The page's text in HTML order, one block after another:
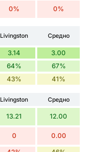
0% 0%
Livingston Средно
3.14 3.00
64% 67%
43% 41%
Livingston
Средно
13.21 12.00
0 0.00